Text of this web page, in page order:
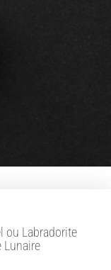
ou Labradorite
Lunaire